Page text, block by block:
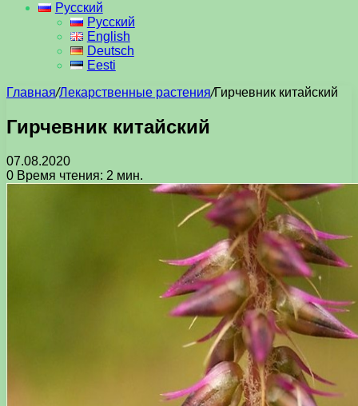
Русский
Русский
English
Deutsch
Eesti
Главная/Лекарственные растения/Гирчевник китайский
Гирчевник китайский
07.08.2020
0 Время чтения: 2 мин.